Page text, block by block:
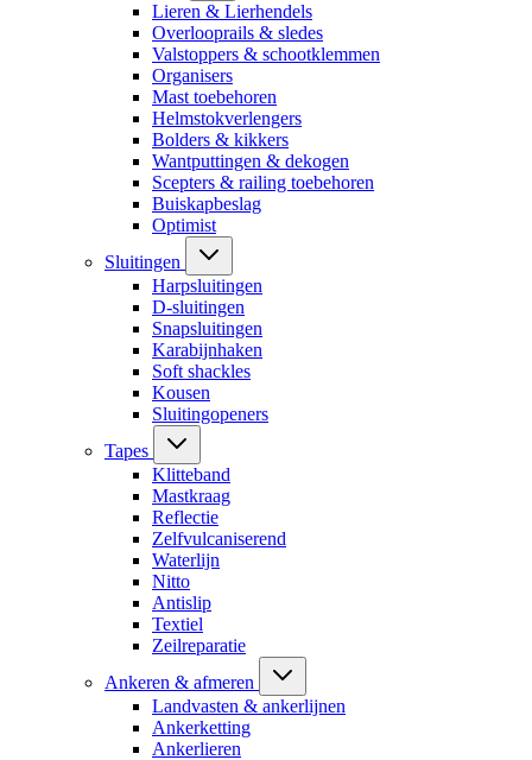
Lieren & Lierhendels
Overlooprails & sledes
Valstoppers & schootklemmen
Organisers
Mast toebehoren
Helmstokverlengers
Bolders & kikkers
Wantputtingen & dekogen
Scepters & railing toebehoren
Buiskapbeslag
Optimist
Sluitingen
Harpsluitingen
D-sluitingen
Snapsluitingen
Karabijnhaken
Soft shackles
Kousen
Sluitingopeners
Tapes
Klitteband
Mastkraag
Reflectie
Zelfvulcaniserend
Waterlijn
Nitto
Antislip
Textiel
Zeilreparatie
Ankeren & afmeren
Landvasten & ankerlijnen
Ankerketting
Ankerlieren